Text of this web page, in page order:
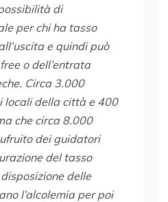
di
per chi ha tasso
e quindi può
o dell’entrata
Circa 3.000
locali della città e 400
che circa 8.000
dei guidatori
del tasso
delle
l’alcolemia per poi